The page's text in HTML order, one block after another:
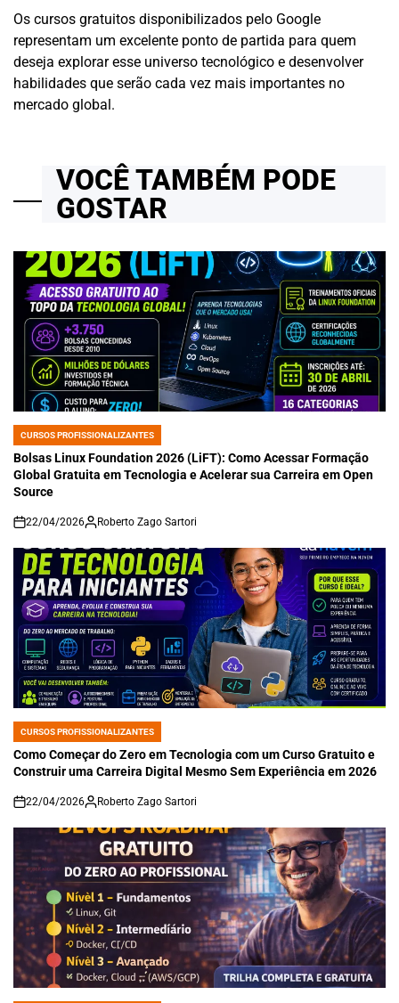
Os cursos gratuitos disponibilizados pelo Google
representam um excelente ponto de partida para quem
deseja explorar esse universo tecnológico e desenvolver
habilidades que serão cada vez mais importantes no
mercado global.
VOCÊ TAMBÉM PODE
GOSTAR
POSTED
IN
CURSOS PROFISSIONALIZANTES
Bolsas Linux Foundation 2026 (LiFT): Como Acessar Formação
Global Gratuita em Tecnologia e Acelerar sua Carreira em Open
Source
on
22/04/2026 Roberto Zago Sartori
POSTED
IN
CURSOS PROFISSIONALIZANTES
Como Começar do Zero em Tecnologia com um Curso Gratuito e
Construir uma Carreira Digital Mesmo Sem Experiência em 2026
on
22/04/2026 Roberto Zago Sartori